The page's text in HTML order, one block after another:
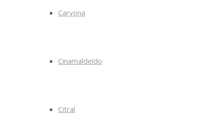
Carvona
Cinamaldeído
Citral